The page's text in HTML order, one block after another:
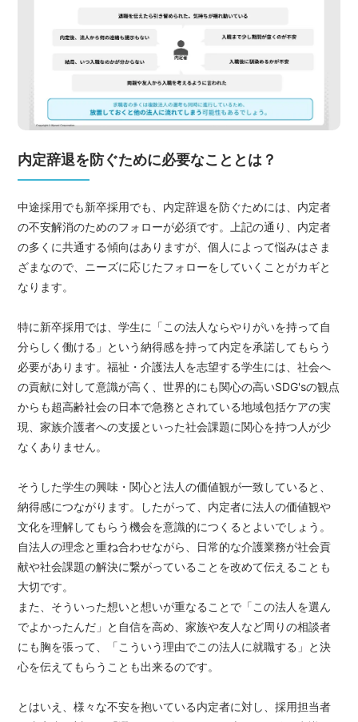
内定辞退を防ぐために必要なこととは？
中途採用でも新卒採用でも、内定辞退を防ぐためには、内定者
の不安解消のためのフォローが必須です。上記の通り、内定者
の多くに共通する傾向はありますが、個人によって悩みはさま
ざまなので、ニーズに応じたフォローをしていくことがカギと
なります。
特に新卒採用では、学生に「この法人ならやりがいを持って自
分らしく働ける」という納得感を持って内定を承諾してもらう
必要があります。福祉・介護法人を志望する学生には、社会へ
の貢献に対して意識が高く、世界的にも関心の高いSDG'sの観点
からも超高齢社会の日本で急務とされている地域包括ケアの実
現、家族介護者への支援といった社会課題に関心を持つ人が少
なくありません。
そうした学生の興味・関心と法人の価値観が一致していると、
納得感につながります。したがって、内定者に法人の価値観や
文化を理解してもらう機会を意識的につくるとよいでしょう。
自法人の理念と重ね合わせながら、日常的な介護業務が社会貢
献や社会課題の解決に繋がっていることを改めて伝えることも
大切です。
また、そういった想いと想いが重なることで「この法人を選ん
でよかったんだ」と自信を高め、家族や友人など周りの相談者
にも胸を張って、「こういう理由でこの法人に就職する」と決
心を伝えてもらうことも出来るのです。
とはいえ、様々な不安を抱いている内定者に対し、採用担当者